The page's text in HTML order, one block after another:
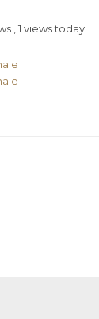
, 1 views today